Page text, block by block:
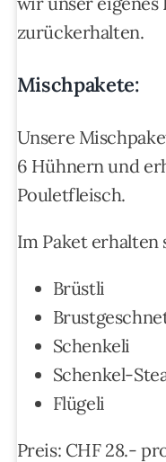
zurückerhalten.
Mischpakete:
Unsere
6 Hühnern und
Pouletfleisch.
Im Paket erhalten
Brüstli
Schenkeli
Schenkel-
Flügeli
Preis: CHF 28.-